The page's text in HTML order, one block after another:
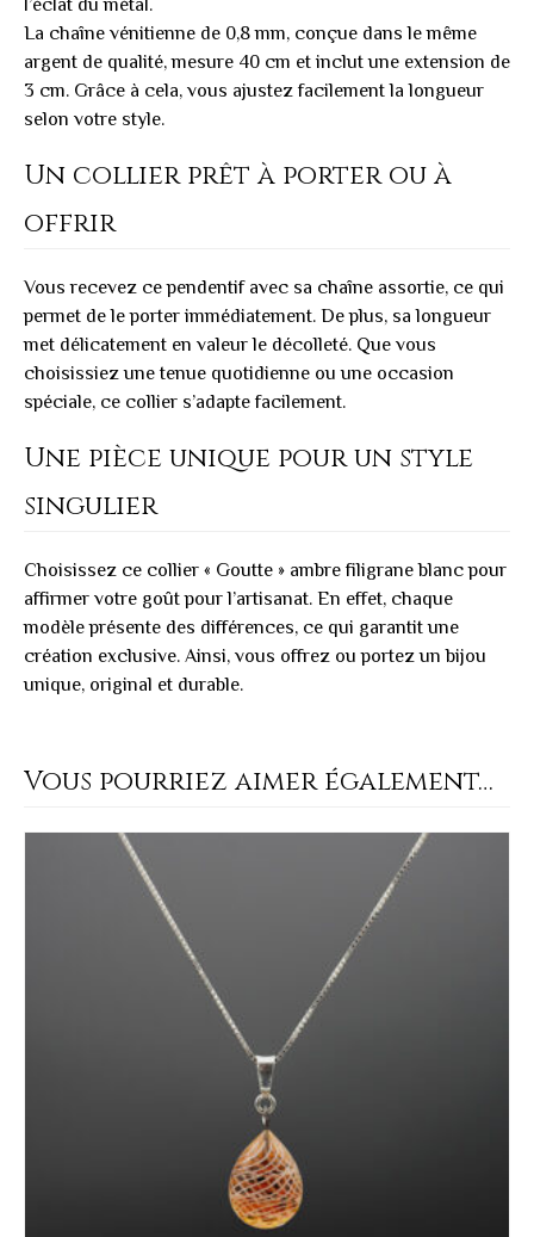
l’éclat du métal.
La chaîne vénitienne de 0,8 mm, conçue dans le même
argent de qualité, mesure 40 cm et inclut une extension de
3 cm. Grâce à cela, vous ajustez facilement la longueur
selon votre style.
Un collier prêt à porter ou à
offrir
Vous recevez ce pendentif avec sa chaîne assortie, ce qui
permet de le porter immédiatement. De plus, sa longueur
met délicatement en valeur le décolleté. Que vous
choisissiez une tenue quotidienne ou une occasion
spéciale, ce collier s’adapte facilement.
Une pièce unique pour un style
singulier
Choisissez ce collier « Goutte » ambre filigrane blanc pour
affirmer votre goût pour l’artisanat. En effet, chaque
modèle présente des différences, ce qui garantit une
création exclusive. Ainsi, vous offrez ou portez un bijou
unique, original et durable.
Vous pourriez aimer également…